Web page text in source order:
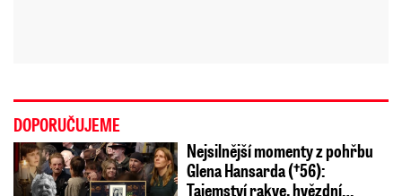
DOPORUČUJEME
Nejsilnější momenty z pohřbu
Glena Hansarda (†56):
Tajemství rakve, hvězdní…